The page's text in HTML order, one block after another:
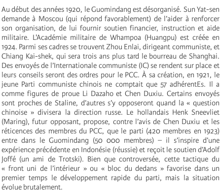
Au début des années 1920, le Guomindang est désorganisé. Sun Yat-sen
demande à Moscou (qui répond favorablement) de l’aider à renforcer
son organisation, de lui fournir soutien financier, instruction et aide
militaire. L'Académie militaire de Whampoa (Huangpu) est créée en
1924. Parmi ses cadres se trouvent Zhou Enlai, dirigeant communiste, et
Chiang Kai-shek, qui sera trois ans plus tard le bourreau de Shanghai.
Des envoyés de l’Internationale communiste (IC) se rendent sur place et
leurs conseils seront des ordres pour le PCC. À sa création, en 1921, le
jeune Parti communiste chinois ne comptait que 57 adhérentEs. Il a
comme figures de proue Li Dazaho et Chen Duxiu. Certains envoyés
sont proches de Staline, d’autres s’y opposeront quand la « question
chinoise » divisera la direction russe. Le hollandais Henk Sneevliet
(Maring), futur opposant, propose, contre l’avis de Chen Duxiu et les
réticences des membres du PCC, que le parti (420 membres en 1923)
entre dans le Guomindang (50 000 membres) – il s’inspire d’une
expérience précédente en Indonésie (réussie) et reçoit le soutien d’Adolf
Joffé (un ami de Trotski). Bien que controversée, cette tactique du
« front uni de l’intérieur » ou « bloc du dedans » favorise dans un
premier temps le développement rapide du parti, mais la situation
évolue brutalement.